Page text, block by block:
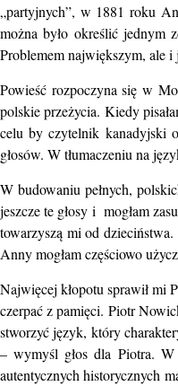
„partyjnych”, w 1881 roku
można było określić jednym
Problemem największym, ale i
Powieść rozpoczyna się w
polskie przeżycia. Kiedy
celu by czytelnik kanadyjski
głosów. W tłumaczeniu na
W budowaniu pełnych,
jeszcze te głosy i mogłam
towarzyszą mi od
Anny mogłam częściowo
Najwięcej kłopotu sprawił mi
czerpać z pamięci. Piotr
stworzyć język, który
– wymyśl głos dla Piotra. W
autentycznych historycznych